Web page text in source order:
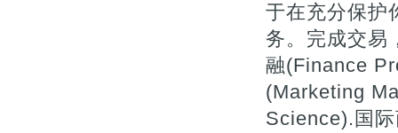
于在充分保护
务。完成交易
融(Finance
(Marketing
Science).国